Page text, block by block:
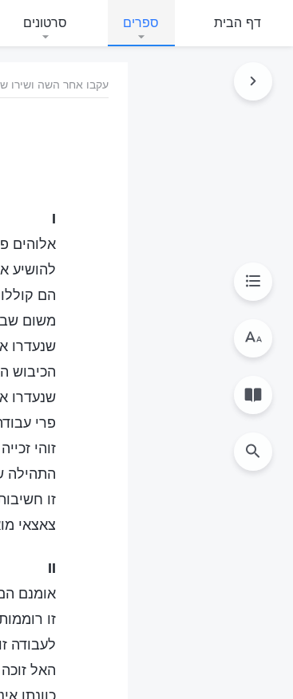
דף הבית ספרים סרטונים
עקבו אחר השה ושירו
I
אלוהים
להושיע
הם
משום
שנעדרו
הכיבוש
שנעדרו
פרי
זוהי
התהילה
זו
צאצאי
II
אומנם
זו
לעבודה
האל
כוונתו